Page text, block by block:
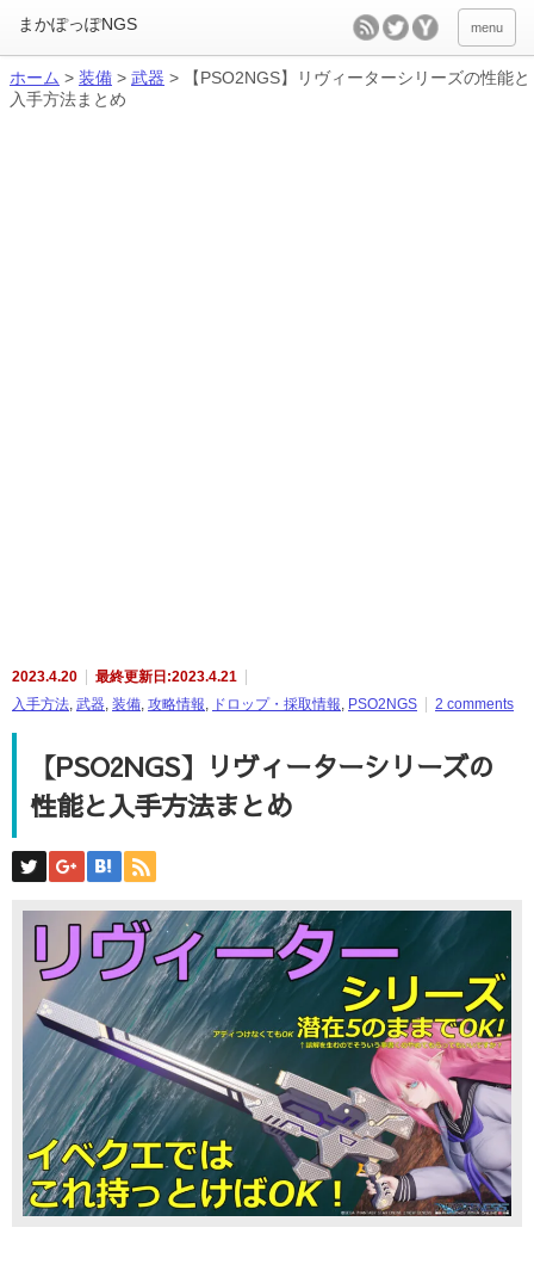
menu
ホーム > 装備 > 武器 >
【PSO2NGS】リヴィーターシリーズの性能と
入手方法まとめ
2023.4.20
最終更新日:2023.4.21
入手方法, 武器, 装備, 攻略情報, ドロップ・採取情報, PSO2NGS 2 comments
【PSO2NGS】リヴィーターシリーズの
性能と入手方法まとめ